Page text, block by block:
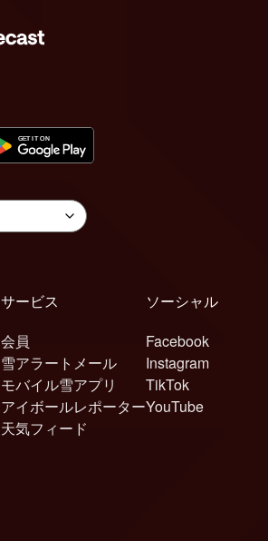
サービス
会員
雪アラートメール
モバイル雪アプリ
アイボールレポーター
天気フィード
ソーシャル
Facebook
Instagram
TikTok
YouTube